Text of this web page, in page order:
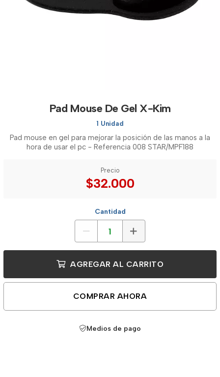
Pad Mouse De Gel X-Kim
1 Unidad
Pad mouse en gel para mejorar la posición de las manos a la
hora de usar el pc - Referencia 008 STAR/MPF188
Precio
$32.000
Cantidad
AGREGAR AL CARRITO
COMPRAR AHORA
Medios de pago